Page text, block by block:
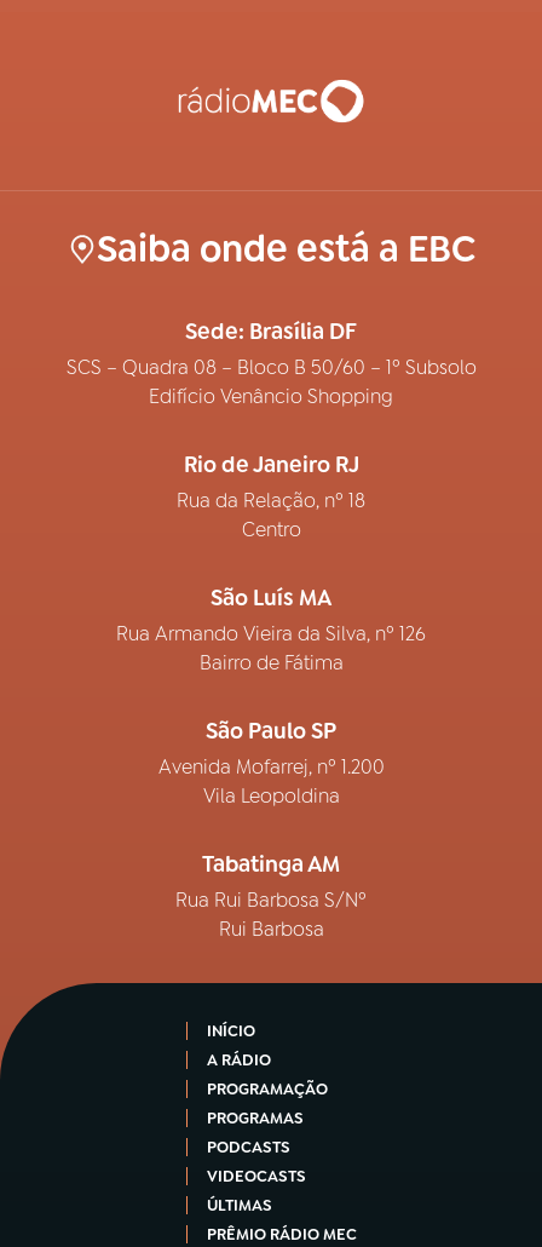
Saiba onde está a EBC
Sede: Brasília DF
SCS – Quadra 08 – Bloco B 50/60 – 1º Subsolo
Edifício Venâncio Shopping
Rio de Janeiro RJ
Rua da Relação, nº 18
Centro
São Luís MA
Rua Armando Vieira da Silva, nº 126
Bairro de Fátima
São Paulo SP
Avenida Mofarrej, nº 1.200
Vila Leopoldina
Tabatinga AM
Rua Rui Barbosa S/Nº
Rui Barbosa
INÍCIO
A RÁDIO
PROGRAMAÇÃO
PROGRAMAS
PODCASTS
VIDEOCASTS
ÚLTIMAS
PRÊMIO RÁDIO MEC